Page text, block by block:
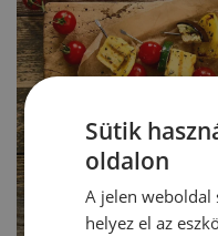
Sütik
oldalon
A jelen weboldal
helyez el az